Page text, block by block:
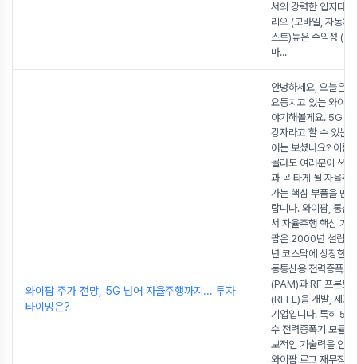
서의 강력한 입지다
리오 (모바일, 자동차,
스트)높은 수익성
마...
와이팜 주가 전망, 5G 넘어 자율주행까지... 투자
타이밍은?
안녕하세요, 오늘은
요동치고 있는 와이
야기해볼게요. 5G 시
강자라고 할 수 있는
어는 보셨나요? 이름
몰라도 여러분이 쓰
과 곧 타게 될 자율주
가는 핵심 부품을 만
랍니다. 와이팜, 통신
서 자율주행 핵심 기
팜은 2000년 설립
년 코스닥에 상장한
동통신용 전력증폭기
(PAM)과 RF 프론트
(RFFE)을 개발, 제조,
기업입니다. 특히 5G
수 전력증폭기 모듈
보적인 기술력을 인
와이팜 로고 재무적